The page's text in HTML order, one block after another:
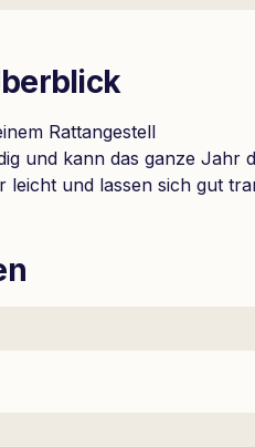
Rattangestell
und kann das ganze Jahr
leicht und lassen sich gut